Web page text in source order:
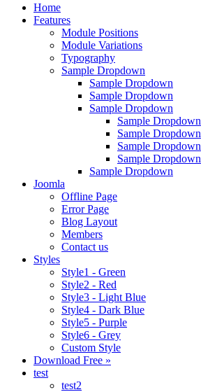
Home
Features
Module Positions
Module Variations
Typography
Sample Dropdown
Sample Dropdown
Sample Dropdown
Sample Dropdown
Sample Dropdown
Sample Dropdown
Sample Dropdown
Sample Dropdown
Sample Dropdown
Joomla
Offline Page
Error Page
Blog Layout
Members
Contact us
Styles
Style1 - Green
Style2 - Red
Style3 - Light Blue
Style4 - Dark Blue
Style5 - Purple
Style6 - Grey
Custom Style
Download Free »
test
test2